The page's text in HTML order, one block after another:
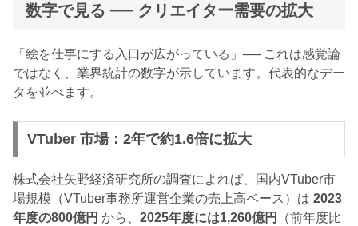
数字で見る ── クリエイター需要の拡大
「絵を仕事にする入口が広がっている」── これは感覚論
ではなく、業界統計の数字が示しています。代表的なデー
タを並べます。
VTuber 市場：2年で約1.6倍に拡大
株式会社矢野経済研究所の調査によれば、国内VTuber市
場規模（VTuber事務所運営企業の売上高ベース）は 2023
年度の800億円 から、 2025年度には1,260億円
（前年度比